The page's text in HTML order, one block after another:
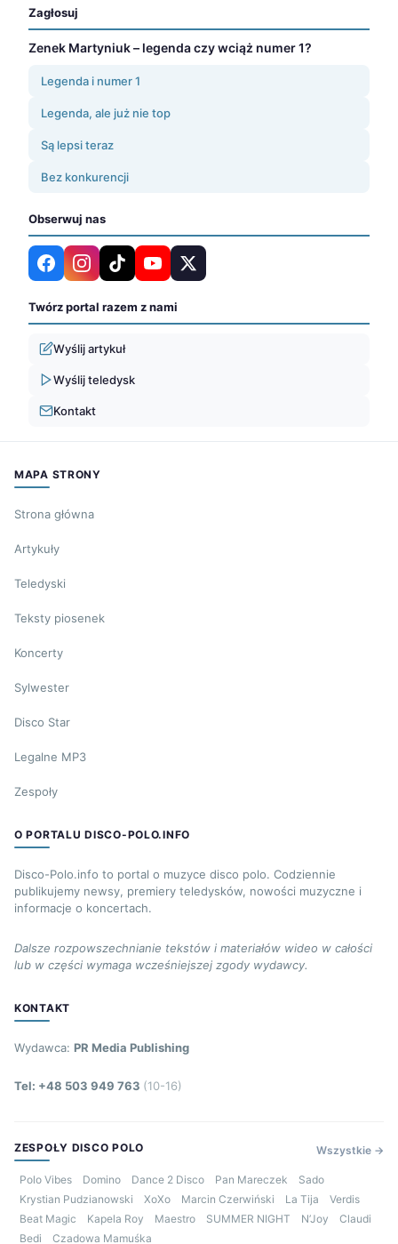
Zagłosuj
Zenek Martyniuk – legenda czy wciąż numer 1?
Legenda i numer 1
Legenda, ale już nie top
Są lepsi teraz
Bez konkurencji
Obserwuj nas
Twórz portal razem z nami
Wyślij artykuł
Wyślij teledysk
Kontakt
MAPA STRONY
Strona główna
Artykuły
Teledyski
Teksty piosenek
Koncerty
Sylwester
Disco Star
Legalne MP3
Zespoły
O PORTALU DISCO-POLO.INFO
Disco-Polo.info to portal o muzyce disco polo. Codziennie
publikujemy newsy, premiery teledysków, nowości muzyczne i
informacje o koncertach.
Dalsze rozpowszechnianie tekstów i materiałów wideo w całości
lub w części wymaga wcześniejszej zgody wydawcy.
KONTAKT
Wydawca: PR Media Publishing
Tel: +48 503 949 763 (10-16)
ZESPOŁY DISCO POLO Wszystkie →
Polo Vibes Domino Dance 2 Disco Pan Mareczek
Sado
Krystian Pudzianowski
XoXo Marcin Czerwiński La Tija
Verdis
Beat Magic
Kapela Roy Maestro SUMMER NIGHT N’Joy
Claudi
Bedi
Czadowa Mamuśka